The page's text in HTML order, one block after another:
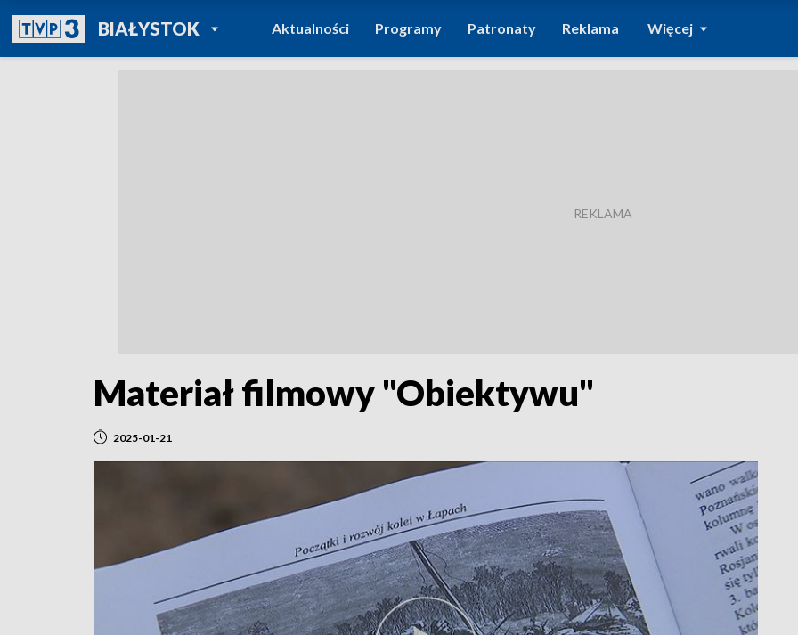
BIAŁYSTOKPOWRÓT DO
TVP REGIONY
Aktualności Programy Patronaty Reklama Więcej
Materiał filmowy "Obiektywu"
2025-01-21